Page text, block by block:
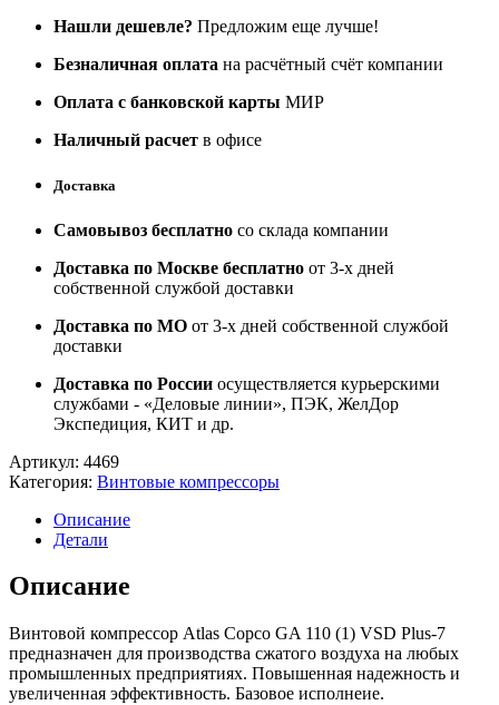
Нашли дешевле? Предложим еще лучше!
Безналичная оплата на расчётный счёт компании
Оплата с банковской карты МИР
Наличный расчет в офисе
Доставка
Самовывоз бесплатно со склада компании
Доставка по Москве бесплатно от 3-х дней
собственной службой доставки
Доставка по МО от 3-х дней собственной службой
доставки
Доставка по России осуществляется курьерскими
службами - «Деловые линии», ПЭК, ЖелДор
Экспедиция, КИТ и др.
Артикул: 4469
Категория: Винтовые компрессоры
Описание
Детали
Описание
Винтовой компрессор Atlas Copco GA 110 (1) VSD Plus-7
предназначен для производства сжатого воздуха на любых
промышленных предприятиях. Повышенная надежность и
увеличенная эффективность. Базовое исполнеие.